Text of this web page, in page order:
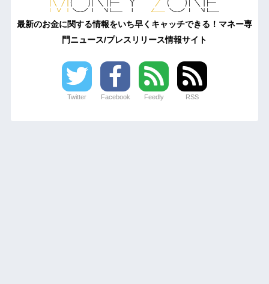
最新のお金に関する情報をいち早くキャッチできる！マネー専
門ニュース/プレスリリース情報サイト
Twitter Facebook Feedly RSS